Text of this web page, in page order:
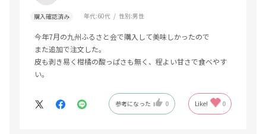
購入確認済み 年代:60代 性別:男性
今年7月の九州ふるさと会で購入して美味しかったので
また追加で注文した。
皮も剥き易く柑橘の酸っぱさも無く、程よい甘さで食べやす
い。
参考になった 0 Like! 0